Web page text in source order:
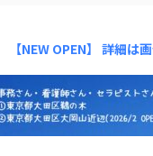
【NEW OPEN】 詳細は